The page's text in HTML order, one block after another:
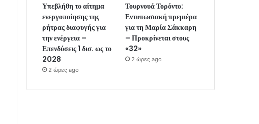
Υπεβλήθη το αίτημα
ενεργοποίησης της
ρήτρας διαφυγής για
την ενέργεια –
Επενδύσεις 1 δισ. ως το
2028
2 ώρες ago
Τουρνουά Τορόντο:
Εντυπωσιακή πρεμιέρα
για τη Μαρία Σάκκαρη
– Προκρίνεται στους
«32»
2 ώρες ago